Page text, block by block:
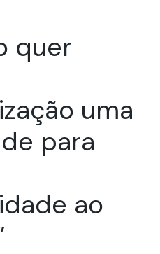
quer
uma
para
ao